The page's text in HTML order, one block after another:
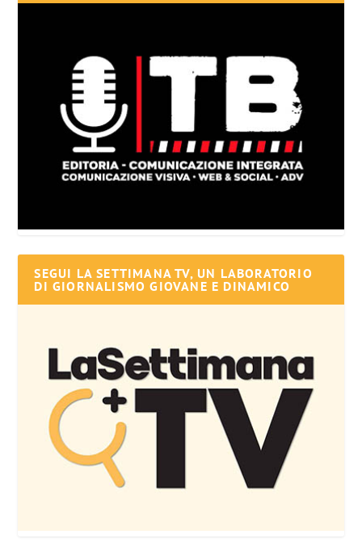
SEGUI LA SETTIMANA TV, UN LABORATORIO
DI GIORNALISMO GIOVANE E DINAMICO